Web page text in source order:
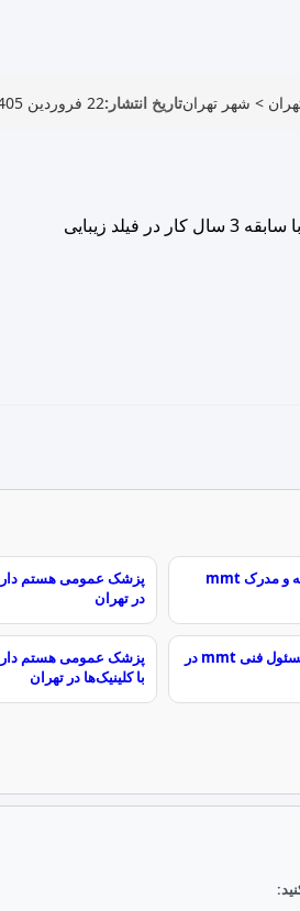
> شهر تهرانتاریخ انتشار:22 فروردین 1405
استخدام پزشک عمومی دارای پروانه و مدرک mmt
در تهران
استخدام پزشک عمومی به عنوان مسئول فنی mmt در
با کلینیک‌ها در تهران